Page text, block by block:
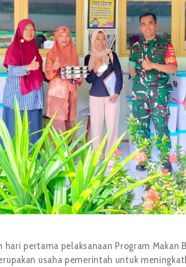
hari pertama pelaksanaan Program Makan
usaha pemerintah untuk